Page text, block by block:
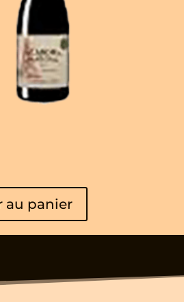
au panier